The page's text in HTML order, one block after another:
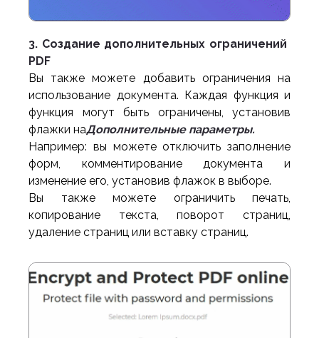
3. Создание дополнительных ограничений
PDF
Вы также можете добавить ограничения на
использование документа. Каждая функция и
функция могут быть ограничены, установив
флажки наДополнительные параметры.
Например: вы можете отключить заполнение
форм, комментирование документа и
изменение его, установив флажок в выборе.
Вы также можете ограничить печать,
копирование текста, поворот страниц,
удаление страниц или вставку страниц.